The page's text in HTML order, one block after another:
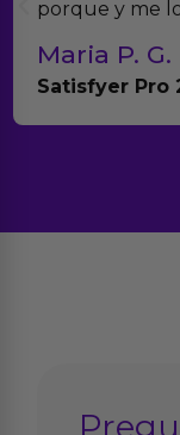
porque y me
Maria P. G.
Satisfyer Pro